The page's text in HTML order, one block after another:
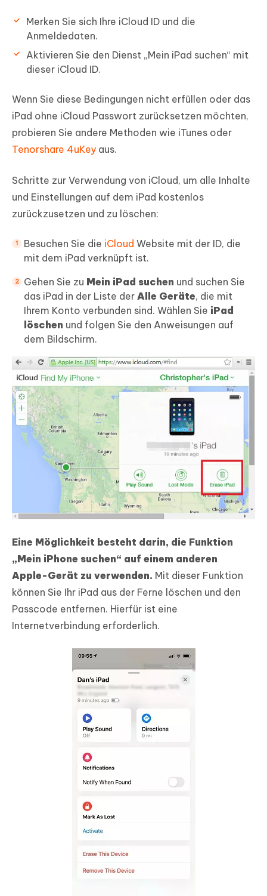
Merken Sie sich Ihre iCloud ID und die
Anmeldedaten.
Aktivieren Sie den Dienst „Mein iPad suchen“ mit
dieser iCloud ID.
Wenn Sie diese Bedingungen nicht erfüllen oder das
iPad ohne iCloud Passwort zurücksetzen möchten,
probieren Sie andere Methoden wie iTunes oder
Tenorshare 4uKey aus.
Schritte zur Verwendung von iCloud, um alle Inhalte
und Einstellungen auf dem iPad kostenlos
zurückzusetzen und zu löschen:
Besuchen Sie die iCloud Website mit der ID, die
mit dem iPad verknüpft ist.
Gehen Sie zu Mein iPad suchen und suchen Sie
das iPad in der Liste der Alle Geräte, die mit
Ihrem Konto verbunden sind. Wählen Sie iPad
löschen und folgen Sie den Anweisungen auf
dem Bildschirm.
Eine Möglichkeit besteht darin, die Funktion
„Mein iPhone suchen“ auf einem anderen
Apple-Gerät zu verwenden. Mit dieser Funktion
können Sie Ihr iPad aus der Ferne löschen und den
Passcode entfernen. Hierfür ist eine
Internetverbindung erforderlich.